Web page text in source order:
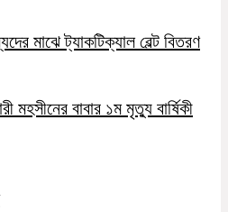
মাঝে ট্যাকটিক্যাল বেল্ট বিতরণ
মহসীনের বাবার ১ম মৃত্যু বার্ষিকী